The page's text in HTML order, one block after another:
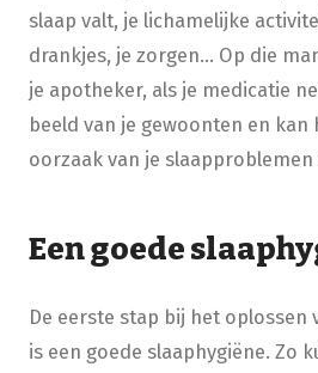
slaap valt, je lichamelijke
drankjes, je zorgen... Op die
je apotheker, als je medicatie
beeld van je gewoonten en
oorzaak van je
Een goede
De eerste stap bij het oplossen
is een goede slaaphygiëne. Zo